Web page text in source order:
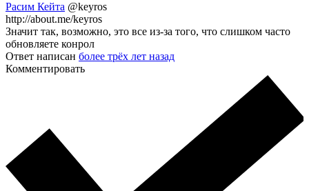
Расим Кейта @keyros
http://about.me/keyros
Значит так, возможно, это все из-за того, что слишком часто
обновляете конрол
Ответ написан более трёх лет назад
Комментировать